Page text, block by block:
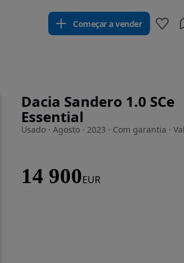
Começar a vender
Dacia Sandero 1.0 SCe
Essential
Usado · Agosto · 2023 · Com garantia ·
14 900EUR